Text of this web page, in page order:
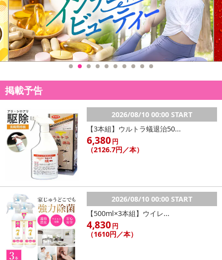
掲載予告
2026/08/10 00:00 START
【3本組】ウルトラ蟻退治50...
6,380円
（2126.7円／本）
2026/08/10 00:00 START
【500ml×3本組】ウイレ...
4,830円
（1610円／本）